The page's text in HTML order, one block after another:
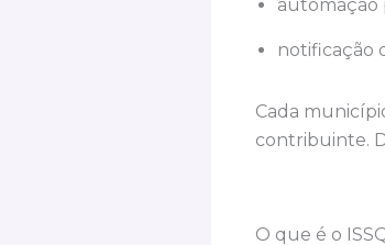
automação
notificação
Cada
contribuinte.
O que é o